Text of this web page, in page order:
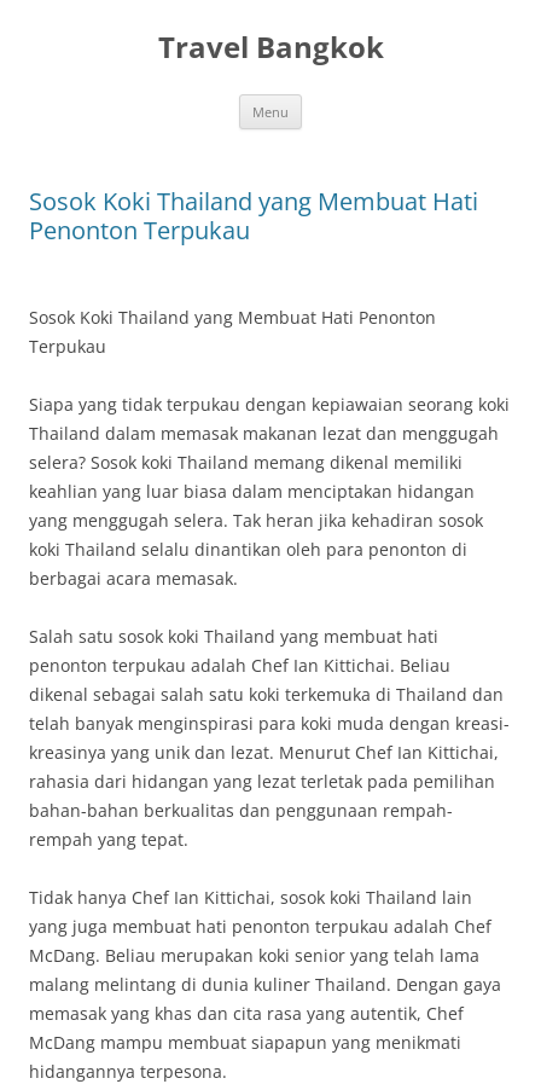
Travel Bangkok
Menu
Sosok Koki Thailand yang Membuat Hati
Penonton Terpukau
Sosok Koki Thailand yang Membuat Hati Penonton
Terpukau
Siapa yang tidak terpukau dengan kepiawaian seorang koki
Thailand dalam memasak makanan lezat dan menggugah
selera? Sosok koki Thailand memang dikenal memiliki
keahlian yang luar biasa dalam menciptakan hidangan
yang menggugah selera. Tak heran jika kehadiran sosok
koki Thailand selalu dinantikan oleh para penonton di
berbagai acara memasak.
Salah satu sosok koki Thailand yang membuat hati
penonton terpukau adalah Chef Ian Kittichai. Beliau
dikenal sebagai salah satu koki terkemuka di Thailand dan
telah banyak menginspirasi para koki muda dengan kreasi-
kreasinya yang unik dan lezat. Menurut Chef Ian Kittichai,
rahasia dari hidangan yang lezat terletak pada pemilihan
bahan-bahan berkualitas dan penggunaan rempah-
rempah yang tepat.
Tidak hanya Chef Ian Kittichai, sosok koki Thailand lain
yang juga membuat hati penonton terpukau adalah Chef
McDang. Beliau merupakan koki senior yang telah lama
malang melintang di dunia kuliner Thailand. Dengan gaya
memasak yang khas dan cita rasa yang autentik, Chef
McDang mampu membuat siapapun yang menikmati
hidangannya terpesona.